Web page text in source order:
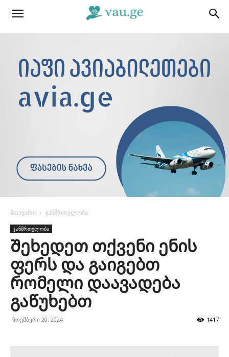
მთავარი ჯანმრთელობა
ჯანმრთელობა
Შეხედეთ თქვენი ენის
ფერს და გაიგებთ
რომელი დაავადება
გაწუხებთ
ნოემბერი 20, 2024 1417